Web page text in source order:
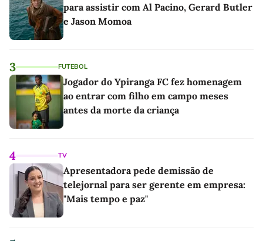
para assistir com Al Pacino, Gerard Butler
e Jason Momoa
3 FUTEBOL
Jogador do Ypiranga FC fez homenagem
ao entrar com filho em campo meses
antes da morte da criança
4 TV
Apresentadora pede demissão de
telejornal para ser gerente em empresa:
"Mais tempo e paz"